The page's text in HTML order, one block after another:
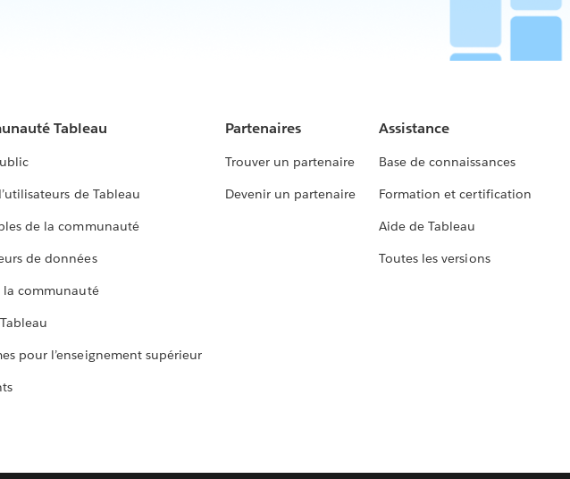
Tableau
de Tableau
de la communauté
de données
la communauté
pour l’enseignement supérieur
Partenaires
Trouver un partenaire
Devenir un partenaire
Assistance
Base de connaissances
Formation et certification
Aide de Tableau
Toutes les versions